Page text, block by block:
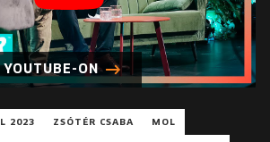
YOUTUBE-ON
2023 ZSÓTÉR CSABA MOL